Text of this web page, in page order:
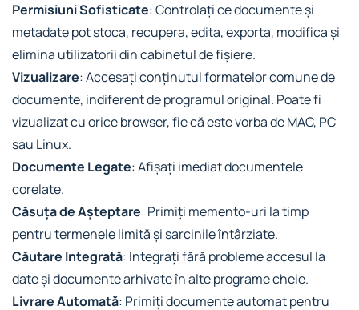
Permisiuni Sofisticate: Controlați ce documente și
metadate pot stoca, recupera, edita, exporta, modifica și
elimina utilizatorii din cabinetul de fișiere.
Vizualizare: Accesați conținutul formatelor comune de
documente, indiferent de programul original. Poate fi
vizualizat cu orice browser, fie că este vorba de MAC, PC
sau Linux.
Documente Legate: Afișați imediat documentele
corelate.
Căsuța de Așteptare: Primiți memento-uri la timp
pentru termenele limită și sarcinile întârziate.
Căutare Integrată: Integrați fără probleme accesul la
date și documente arhivate în alte programe cheie.
Livrare Automată: Primiți documente automat pentru